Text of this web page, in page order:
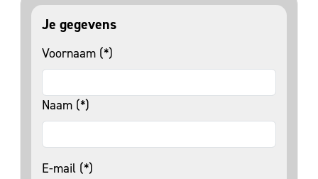
Je gegevens
Voornaam (*)
Naam (*)
E-mail (*)